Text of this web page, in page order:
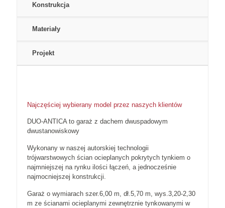
Konstrukcja
Materiały
Projekt
Najczęściej wybierany model przez naszych klientów
DUO-ANTICA to garaż z dachem dwuspadowym
dwustanowiskowy
Wykonany w naszej autorskiej technologii
trójwarstwowych ścian ocieplanych pokrytych tynkiem o
najmniejszej na rynku ilości łączeń, a jednocześnie
najmocniejszej konstrukcji.
Garaż o wymiarach szer.6,00 m, dł.5,70 m, wys.3,20-2,30
m ze ścianami ocieplanymi zewnętrznie tynkowanymi w